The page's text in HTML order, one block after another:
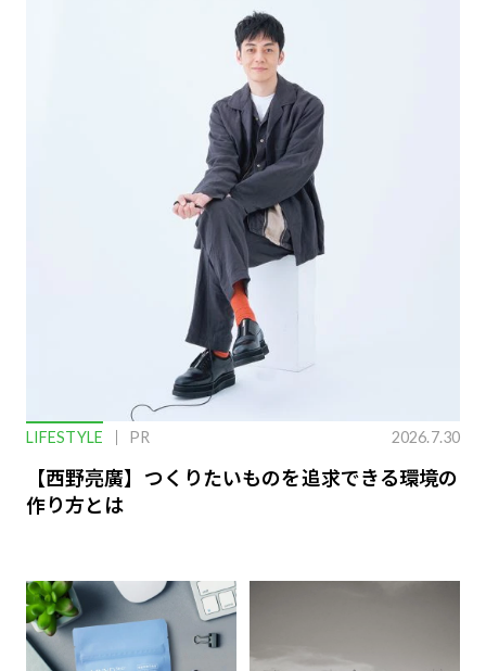
LIFESTYLE PR 2026.7.30
【西野亮廣】つくりたいものを追求できる環境の
作り方とは